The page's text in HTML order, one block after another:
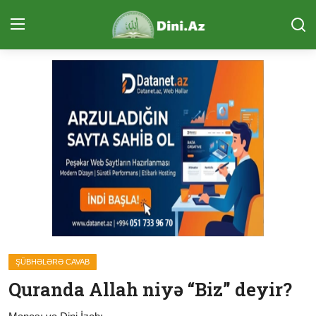
Qeydiyyat
Ana Səhifə
Sual-Cavab
Qurani Kərim
Ünsiyyət (ÇAT)
Məqalələr
ŞÜBHƏLƏRƏ CAVAB
Quranda Allah niyə “Biz” deyir?